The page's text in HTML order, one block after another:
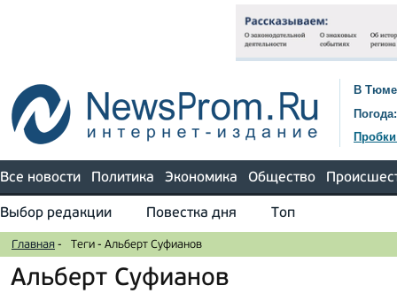
В
Погода:
Все новости Политика Экономика Общество
Выбор редакции Повестка дня Топ
Главная - Теги - Альберт Суфианов
Альберт Суфианов